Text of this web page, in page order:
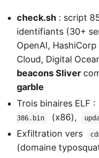
check.sh : script
identifiants (30+
OpenAI,
Cloud, Digital
beacons Sliver
garble
Trois binaires ELF :
386.bin
(x86),
Exfiltration vers
(domaine